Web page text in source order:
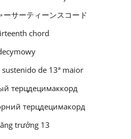
ーサーティーンスコード
chord
de 13ª maior
терцдецимаккорд
терцдецимакорд
trưởng 13